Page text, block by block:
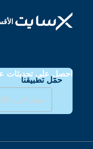
حمّل تطبيقنا
احصل على تحديثات